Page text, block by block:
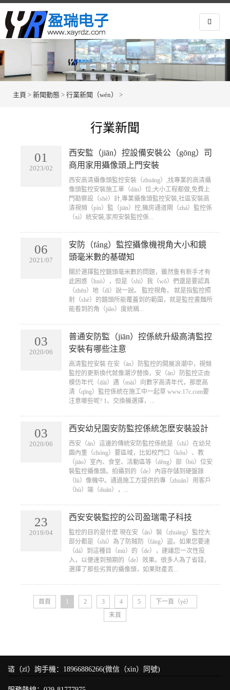
主頁 > 新聞動態 > 行業新聞（wén） >
行業新聞
01
2023/02
西安監（jiān）控設備安裝公（gōng）司
商用家用攝像頭上門安裝
​西安高清攝像頭監控安裝（zhuāng）,找專業的高清攝
像頭監控安裝施工單（dān）位;大小工程都做,免費上
門勘察設（shè）計,專業攝像頭監控安裝,社區安裝高
清視頻（pín）監（jiān）控,機房通道閘（zhá）監控係
（xì）統安裝,家用安裝監控係...
06
2021/07
安防（fáng）監控攝像機視角大小和鏡
頭毫米數的基礎知
​關於選擇監控鏡頭毫米數的問題，雖然隻有新手才有
此困惑（huò），但是（shì）我（wǒ）們還是要認真
（zhēn）地（dì）說一說。 監控視角， 就是指監控照
射（shè）的鏡頭所能覆蓋到的範圍，就是監控畫麵所
能看到的角（jiǎo）度統稱...
03
2020/06
普通安防監（jiān）控係統升級高清監控
安裝有哪些注意
​高清監控安裝 在安（ān）防監控的開展浪潮中，視頻
監控的更新換代就像潮汐替換，安（ān）防監控正由
模仿年代（dài）邁（mài）向數字高清年代，那麽高
清（qīng）監控係統在施工中一起草 www.17c.com要
注意哪些呢? 1、交換機選擇，...
03
2020/06
西安幼兒園安防監控係統怎麽安裝設計
​西安（ān）這邊的傳統安防監控係統是（shì）在幼兒
園內重（chóng）要區域，比如校門口（kǒu）、教
（jiāo）室內、食堂、活動區等（děng）部（bù）位安
裝監控攝像頭。拍攝到的（de）內容存儲到硬盤錄
（lù）像機中。通過施工方提供的專（zhuān）用客戶
（hù）端（duān），...
23
2019/04
西安安裝監控的公司盈瑞電子科技
​監控的目的是什麽 現在安（ān）裝（zhuāng）監控大
部分都是（shì）為了防賊防（fáng）盜。如果您要達
（dá）到這種目（mù）的（de），建議您一次性投
入，以便達到預期的（de）效果。很多人為了省錢，
選擇了那些劣質的攝像頭，如果財產丟...
首頁 1 2 3 4 5
下一頁（yè）
末頁
谘（zī）詢手機：18966886266(微信（xìn）同號)